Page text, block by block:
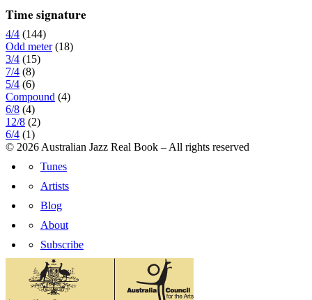
Time signature
4/4 (144)
Odd meter (18)
3/4 (15)
7/4 (8)
5/4 (6)
Compound (4)
6/8 (4)
12/8 (2)
6/4 (1)
© 2026 Australian Jazz Real Book – All rights reserved
Tunes
Artists
Blog
About
Subscribe